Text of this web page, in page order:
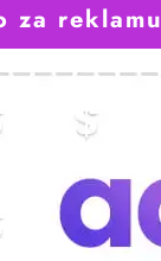
za reklamu